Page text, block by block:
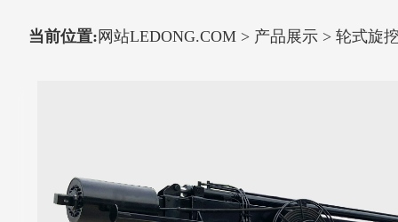
当前位置: 网站LEDONG.COM > 产品展示 > 轮式旋